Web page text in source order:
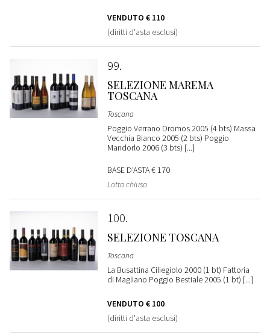
VENDUTO € 110
(diritti d'asta esclusi)
99
SELEZIONE MAREMA
TOSCANA
Toscana
Poggio Verrano Dromos 2005 (4 bts) Massa
Vecchia Bianco 2005 (2 bts) Poggio
Mandorlo 2006 (3 bts) [...]
BASE D'ASTA€ 170
Lotto chiuso
100
SELEZIONE TOSCANA
Toscana
La Busattina Ciliegiolo 2000 (1 bt) Fattoria
di Magliano Poggio Bestiale 2005 (1 bt) [...]
VENDUTO € 100
(diritti d'asta esclusi)